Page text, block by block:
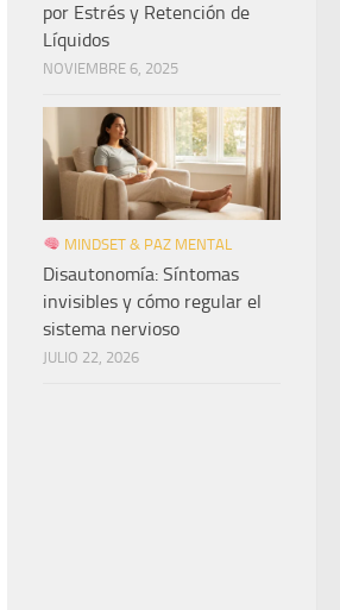
por Estrés y Retención de
Líquidos
NOVIEMBRE 6, 2025
MINDSET & PAZ MENTAL
Disautonomía: Síntomas
invisibles y cómo regular el
sistema nervioso
JULIO 22, 2026